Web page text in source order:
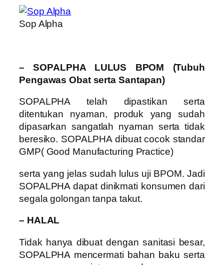
Sop Alpha
– SOPALPHA LULUS BPOM (Tubuh
Pengawas Obat serta Santapan)
SOPALPHA telah dipastikan serta
ditentukan nyaman, produk yang sudah
dipasarkan sangatlah nyaman serta tidak
beresiko. SOPALPHA dibuat cocok standar
GMP( Good Manufacturing Practice)
serta yang jelas sudah lulus uji BPOM. Jadi
SOPALPHA dapat dinikmati konsumen dari
segala golongan tanpa takut.
– HALAL
Tidak hanya dibuat dengan sanitasi besar,
SOPALPHA mencermati bahan baku serta